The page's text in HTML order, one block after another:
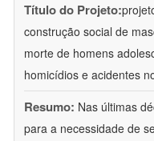
Título do Projeto:
construção social de
morte de homens
homicídios e acidentes
Resumo: Nas últimas
para a necessidade de